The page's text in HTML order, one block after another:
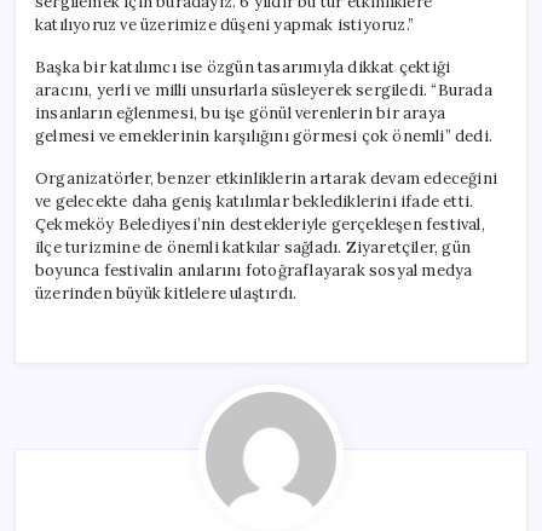
katılıyoruz ve üzerimize düşeni yapmak istiyoruz.”
Başka bir katılımcı ise özgün tasarımıyla dikkat çektiği
aracını, yerli ve milli unsurlarla süsleyerek sergiledi. “Burada
insanların eğlenmesi, bu işe gönül verenlerin bir araya
gelmesi ve emeklerinin karşılığını görmesi çok önemli” dedi.
Organizatörler, benzer etkinliklerin artarak devam edeceğini
ve gelecekte daha geniş katılımlar beklediklerini ifade etti.
Çekmeköy Belediyesi’nin destekleriyle gerçekleşen festival,
ilçe turizmine de önemli katkılar sağladı. Ziyaretçiler, gün
boyunca festivalin anılarını fotoğraflayarak sosyal medya
üzerinden büyük kitlelere ulaştırdı.